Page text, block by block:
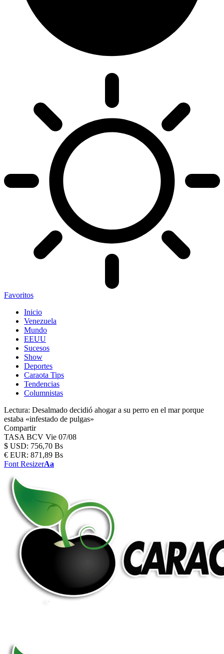
Favoritos
Inicio
Venezuela
Mundo
EEUU
Sucesos
Show
Deportes
Caraota Tips
Tendencias
Columnistas
Lectura: Desalmado decidió ahogar a su perro en el mar porque
estaba «infestado de pulgas»
Compartir
TASA BCV Vie 07/08
$ USD: 756,70 Bs
€ EUR: 871,89 Bs
Font ResizerAa